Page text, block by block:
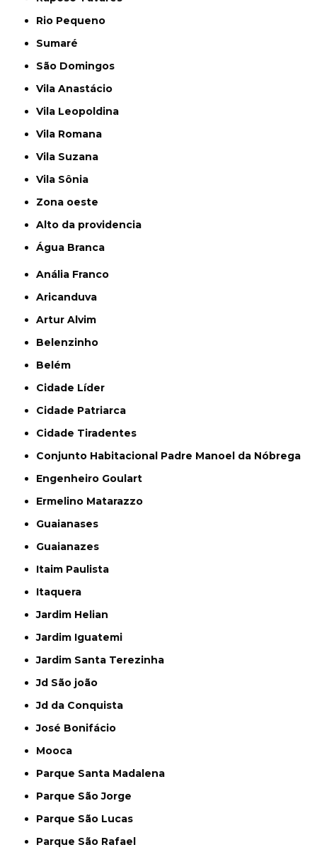
Rio Pequeno
Sumaré
São Domingos
Vila Anastácio
Vila Leopoldina
Vila Romana
Vila Suzana
Vila Sônia
Zona oeste
alto da providencia
Água Branca
Anália Franco
Aricanduva
Artur Alvim
Belenzinho
Belém
Cidade Líder
Cidade Patriarca
Cidade Tiradentes
Conjunto Habitacional Padre Manoel da Nóbrega
Engenheiro Goulart
Ermelino Matarazzo
Guaianases
Guaianazes
Itaim Paulista
Itaquera
Jardim Helian
Jardim Iguatemi
Jardim Santa Terezinha
Jd São joão
Jd da Conquista
José Bonifácio
Mooca
Parque Santa Madalena
Parque São Jorge
Parque São Lucas
Parque São Rafael